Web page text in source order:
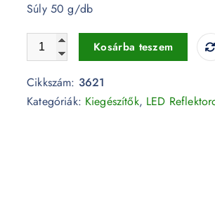
Súly 50 g/db
Led reflektorhoz vízhatlan kötődoboz
Kosárba teszem
Cikkszám: 3621
Kategóriák: Kiegészítők, LED